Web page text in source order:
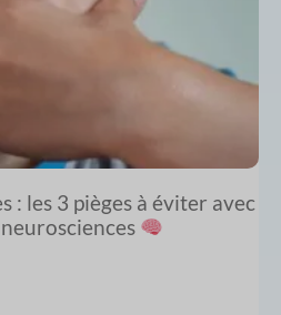
: les 3 pièges à éviter avec